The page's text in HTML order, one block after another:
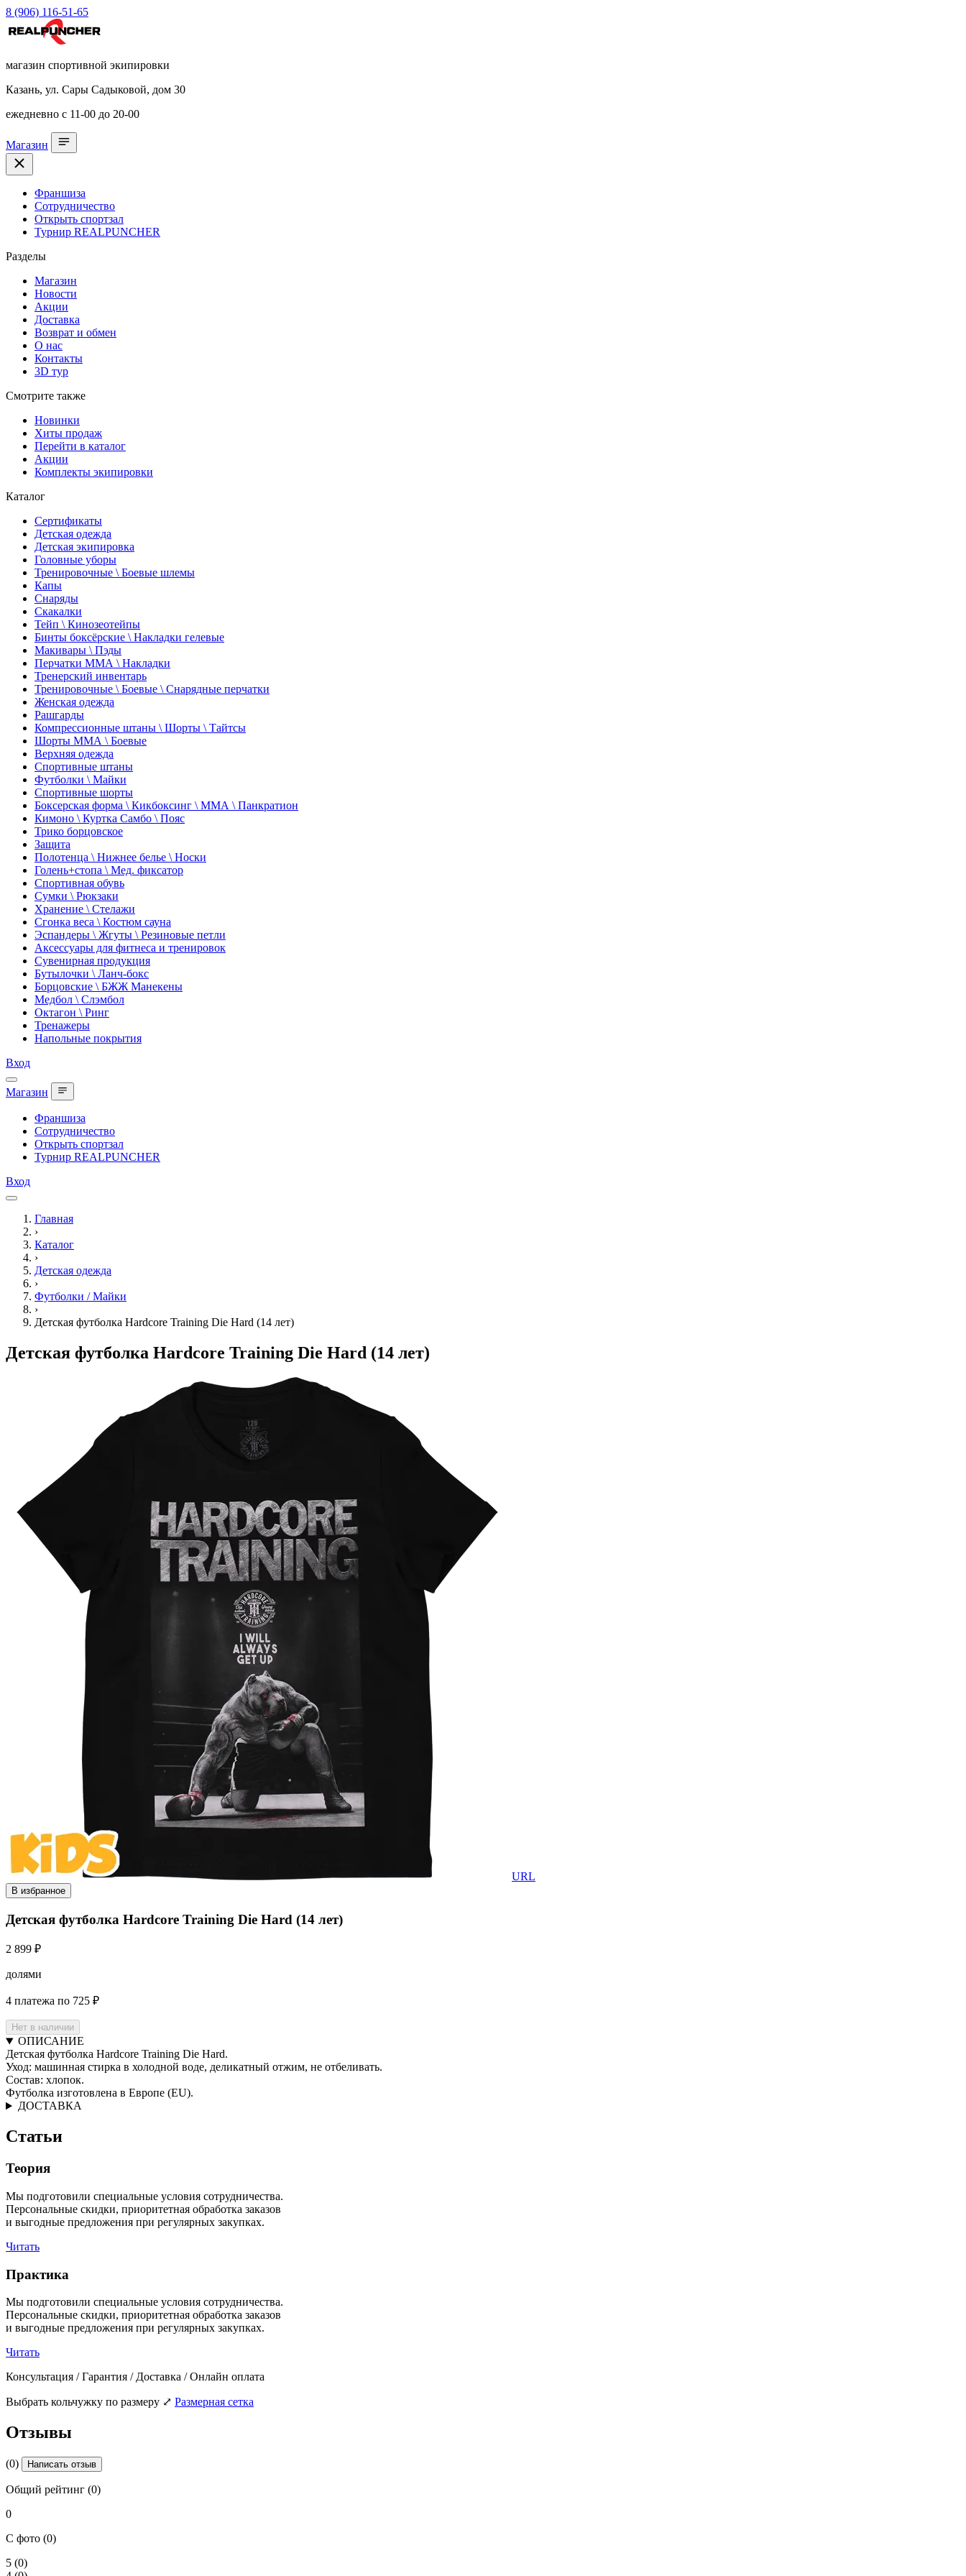
8 (906) 116-51-65
магазин спортивной экипировки
Казань, ул. Сары Садыковой, дом 30
ежедневно с 11-00 до 20-00
Магазин
Франшиза
Сотрудничество
Открыть спортзал
Турнир REALPUNCHER
Разделы
Магазин
Новости
Акции
Доставка
Возврат и обмен
О нас
Контакты
3D тур
Смотрите также
Новинки
Хиты продаж
Перейти в каталог
Акции
Комплекты экипировки
Каталог
Сертификаты
Детская одежда
Детская экипировка
Головные уборы
Тренировочные \ Боевые шлемы
Капы
Снаряды
Скакалки
Тейп \ Кинозеотейпы
Бинты боксёрские \ Накладки гелевые
Макивары \ Пэды
Перчатки ММА \ Накладки
Тренерский инвентарь
Тренировочные \ Боевые \ Снарядные перчатки
Женская одежда
Рашгарды
Компрессионные штаны \ Шорты \ Тайтсы
Шорты ММА \ Боевые
Верхняя одежда
Спортивные штаны
Футболки \ Майки
Спортивные шорты
Боксерская форма \ Кикбоксинг \ ММА \ Панкратион
Кимоно \ Куртка Самбо \ Пояс
Трико борцовское
Защита
Полотенца \ Нижнее белье \ Носки
Голень+стопа \ Мед. фиксатор
Спортивная обувь
Сумки \ Рюкзаки
Хранение \ Стелажи
Сгонка веса \ Костюм сауна
Эспандеры \ Жгуты \ Резиновые петли
Аксессуары для фитнеса и тренировок
Сувенирная продукция
Бутылочки \ Ланч-бокс
Борцовские \ БЖЖ Манекены
Медбол \ Слэмбол
Октагон \ Ринг
Тренажеры
Напольные покрытия
Вход
Магазин
Франшиза
Сотрудничество
Открыть спортзал
Турнир REALPUNCHER
Вход
Главная
›
Каталог
›
Детская одежда
›
Футболки / Майки
›
Детская футболка Hardcore Training Die Hard (14 лет)
Детская футболка Hardcore Training Die Hard (14 лет)
URL
В избранное
Детская футболка Hardcore Training Die Hard (14 лет)
2 899 ₽
долями
4 платежа по 725 ₽
Нет в наличии
ОПИСАНИЕ
Детская футболка Hardcore Training Die Hard.
Уход: машинная стирка в холодной воде, деликатный отжим, не отбеливать.
Состав: хлопок.
Футболка изготовлена в Европе (EU).
ДОСТАВКА
Статьи
Теория
Мы подготовили специальные условия сотрудничества.
Персональные скидки, приоритетная обработка заказов
и выгодные предложения при регулярных закупках.
Читать
Практика
Мы подготовили специальные условия сотрудничества.
Персональные скидки, приоритетная обработка заказов
и выгодные предложения при регулярных закупках.
Читать
Консультация / Гарантия / Доставка / Онлайн оплата
Выбрать кольчужку по размеру ⤢ Размерная сетка
Отзывы
(0) Написать отзыв
Общий рейтинг (0)
0
С фото (0)
5 (0)